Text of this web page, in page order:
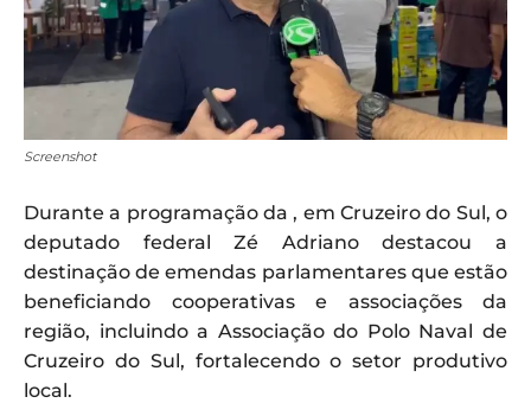
Screenshot
Durante a programação da , em Cruzeiro do Sul, o
deputado federal Zé Adriano destacou a
destinação de emendas parlamentares que estão
beneficiando cooperativas e associações da
região, incluindo a Associação do Polo Naval de
Cruzeiro do Sul, fortalecendo o setor produtivo
local.